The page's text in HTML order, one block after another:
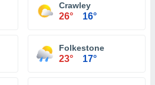
Crawley
26° 16°
Folkestone
23° 17°